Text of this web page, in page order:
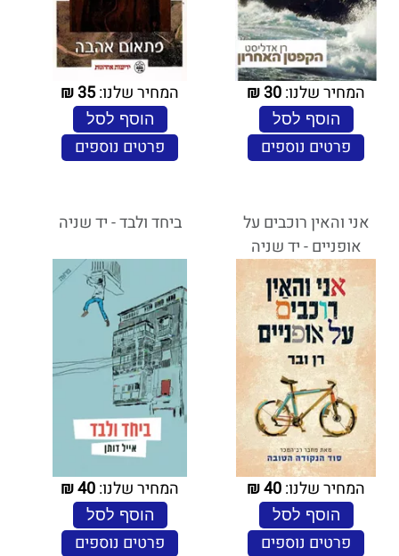
המחיר שלנו:30
₪
הוסף לסל
פרטים נוספים
המחיר שלנו:35
₪
הוסף לסל
פרטים נוספים
אני והאין רוכבים על
אופניים - יד שניה
המחיר שלנו:40
₪
הוסף לסל
פרטים נוספים
ביחד ולבד - יד שניה
המחיר שלנו:40
₪
הוסף לסל
פרטים נוספים